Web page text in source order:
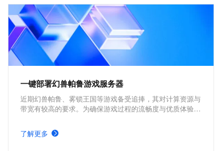
一键部署幻兽帕鲁游戏服务器
近期幻兽帕鲁、雾锁王国等游戏备受追捧，其对计算资源与
带宽有较高的要求。为确保游戏过程的流畅度与优质体验，
大的玩家群体提供专属联机服务器，一键购买部署，轻松开
启游戏。
了解更多